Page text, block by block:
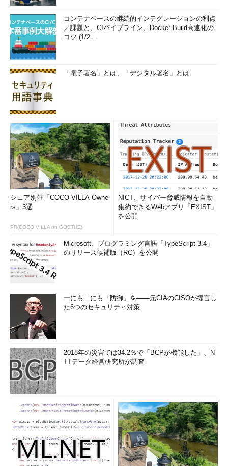
コンテナベースの継続的インテグレーションの利点
／課題と、CIパイプライン、Docker Build高速化の
コツ (1/2...
「電子署名」とは、「デジタル署名」とは
シェア別荘「COCO VILLA Owne
rs」3選
PR(COCO VILLA on GOETHE)
NICT、サイバー脅威情報を自動
集約できるWebアプリ「EXIST」
を公開
Microsoft、プログラミング言語「TypeScript 3.4」
のリリース候補版（RC）を公開
一にも二にも「防御」を――元CIAのCISOが提言し
た6つのセキュリティ対策
2018年の災害では34.2％で「BCPが機能した」、N
TTデータ経営研究所が調査